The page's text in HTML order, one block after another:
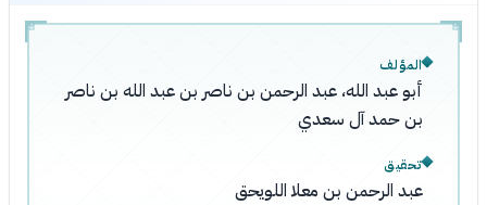
المؤلف
أبو عبد الله، عبد الرحمن بن ناصر بن عبد الله بن ناصر
بن حمد آل سعدي
تحقيق
عبد الرحمن بن معلا اللويحق